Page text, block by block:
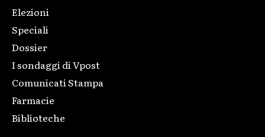
Elezioni
Speciali
Dossier
I sondaggi di Vpost
Comunicati Stampa
Farmacie
Biblioteche